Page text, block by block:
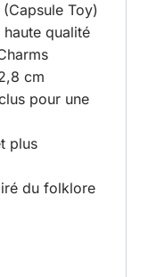
Toy)
qualité
cm
pour une
plus
du folklore